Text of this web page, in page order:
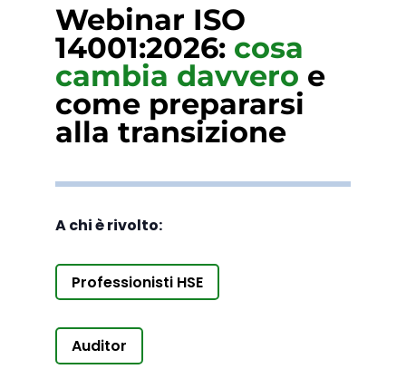
Webinar ISO
14001:2026: cosa
cambia davvero e
come prepararsi
alla transizione
A chi è rivolto:
Professionisti HSE
Auditor